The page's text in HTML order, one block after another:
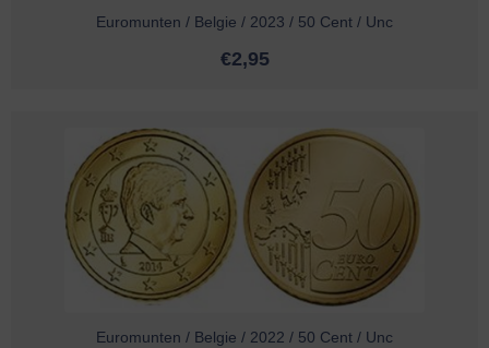
Euromunten / Belgie / 2023 / 50 Cent / Unc
€2,95
Euromunten / Belgie / 2022 / 50 Cent / Unc